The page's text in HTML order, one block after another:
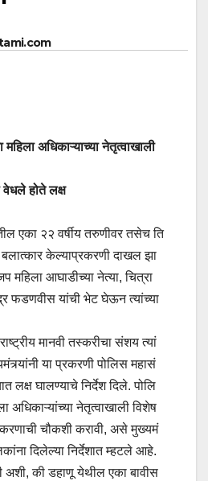
महिला अधिकाऱ्याच्या नेतृत्वाखाली
वेधले होते लक्ष
एका २२ वर्षीय तरुणीवर तसेच ति
बलात्कार केल्याप्रकरणी दाखल झा
महिला आघाडीच्या नेत्या, चित्रा
फडणवीस यांची भेट घेऊन त्यांच्या
मानवी तस्करीचा संशय त्यां
या प्रकरणी पोलिस महासं
लक्ष घालण्याचे निर्देश दिले. पोलि
अधिकाऱ्यांच्या नेतृत्वाखाली विशेष
चौकशी करावी, असे मुख्यमं
दिलेल्या निर्देशात म्हटले आहे.
अशी, की डहाणू येथील एका बावीस